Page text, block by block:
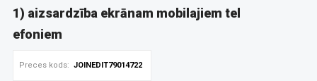
1) aizsardzība ekrānam mobilajiem tel
efoniem
Preces kods: JOINEDIT79014722